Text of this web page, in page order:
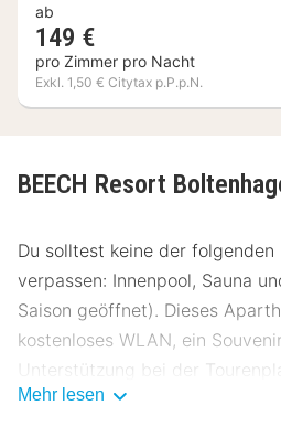
ab
149 €
pro Zimmer pro Nacht
Exkl. 1,50 € Citytax p.P.p.N.
BEECH Resort
Du solltest keine der folgenden
verpassen: Innenpool, Sauna
Saison geöffnet). Dieses
kostenloses WLAN, ein
Unterstützung bei der
Ticketerwerb.
Mehr lesen